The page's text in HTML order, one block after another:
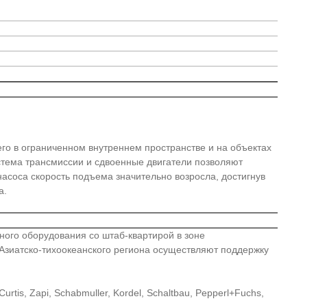
в ограниченном внутреннем пространстве и на объектах
трансмиссии и сдвоенные двигатели позволяют
скорость подъема значительно возросла, достигнув
оборудования со штаб-квартирой в зоне
тихоокеанского региона осуществляют поддержку
Zapi, Schabmuller, Kordel, Schaltbau, Pepperl+Fuchs,